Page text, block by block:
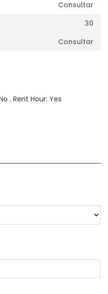
Consultar
30
Consultar
. Rent Hour: Yes